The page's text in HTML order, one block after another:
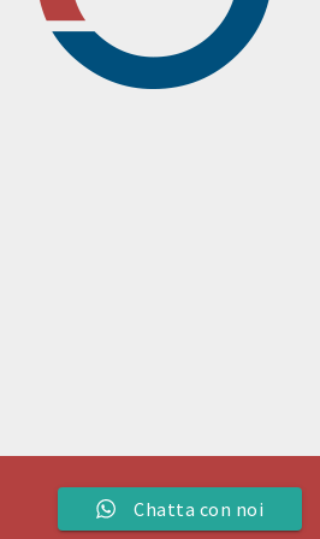
Chatta con noi